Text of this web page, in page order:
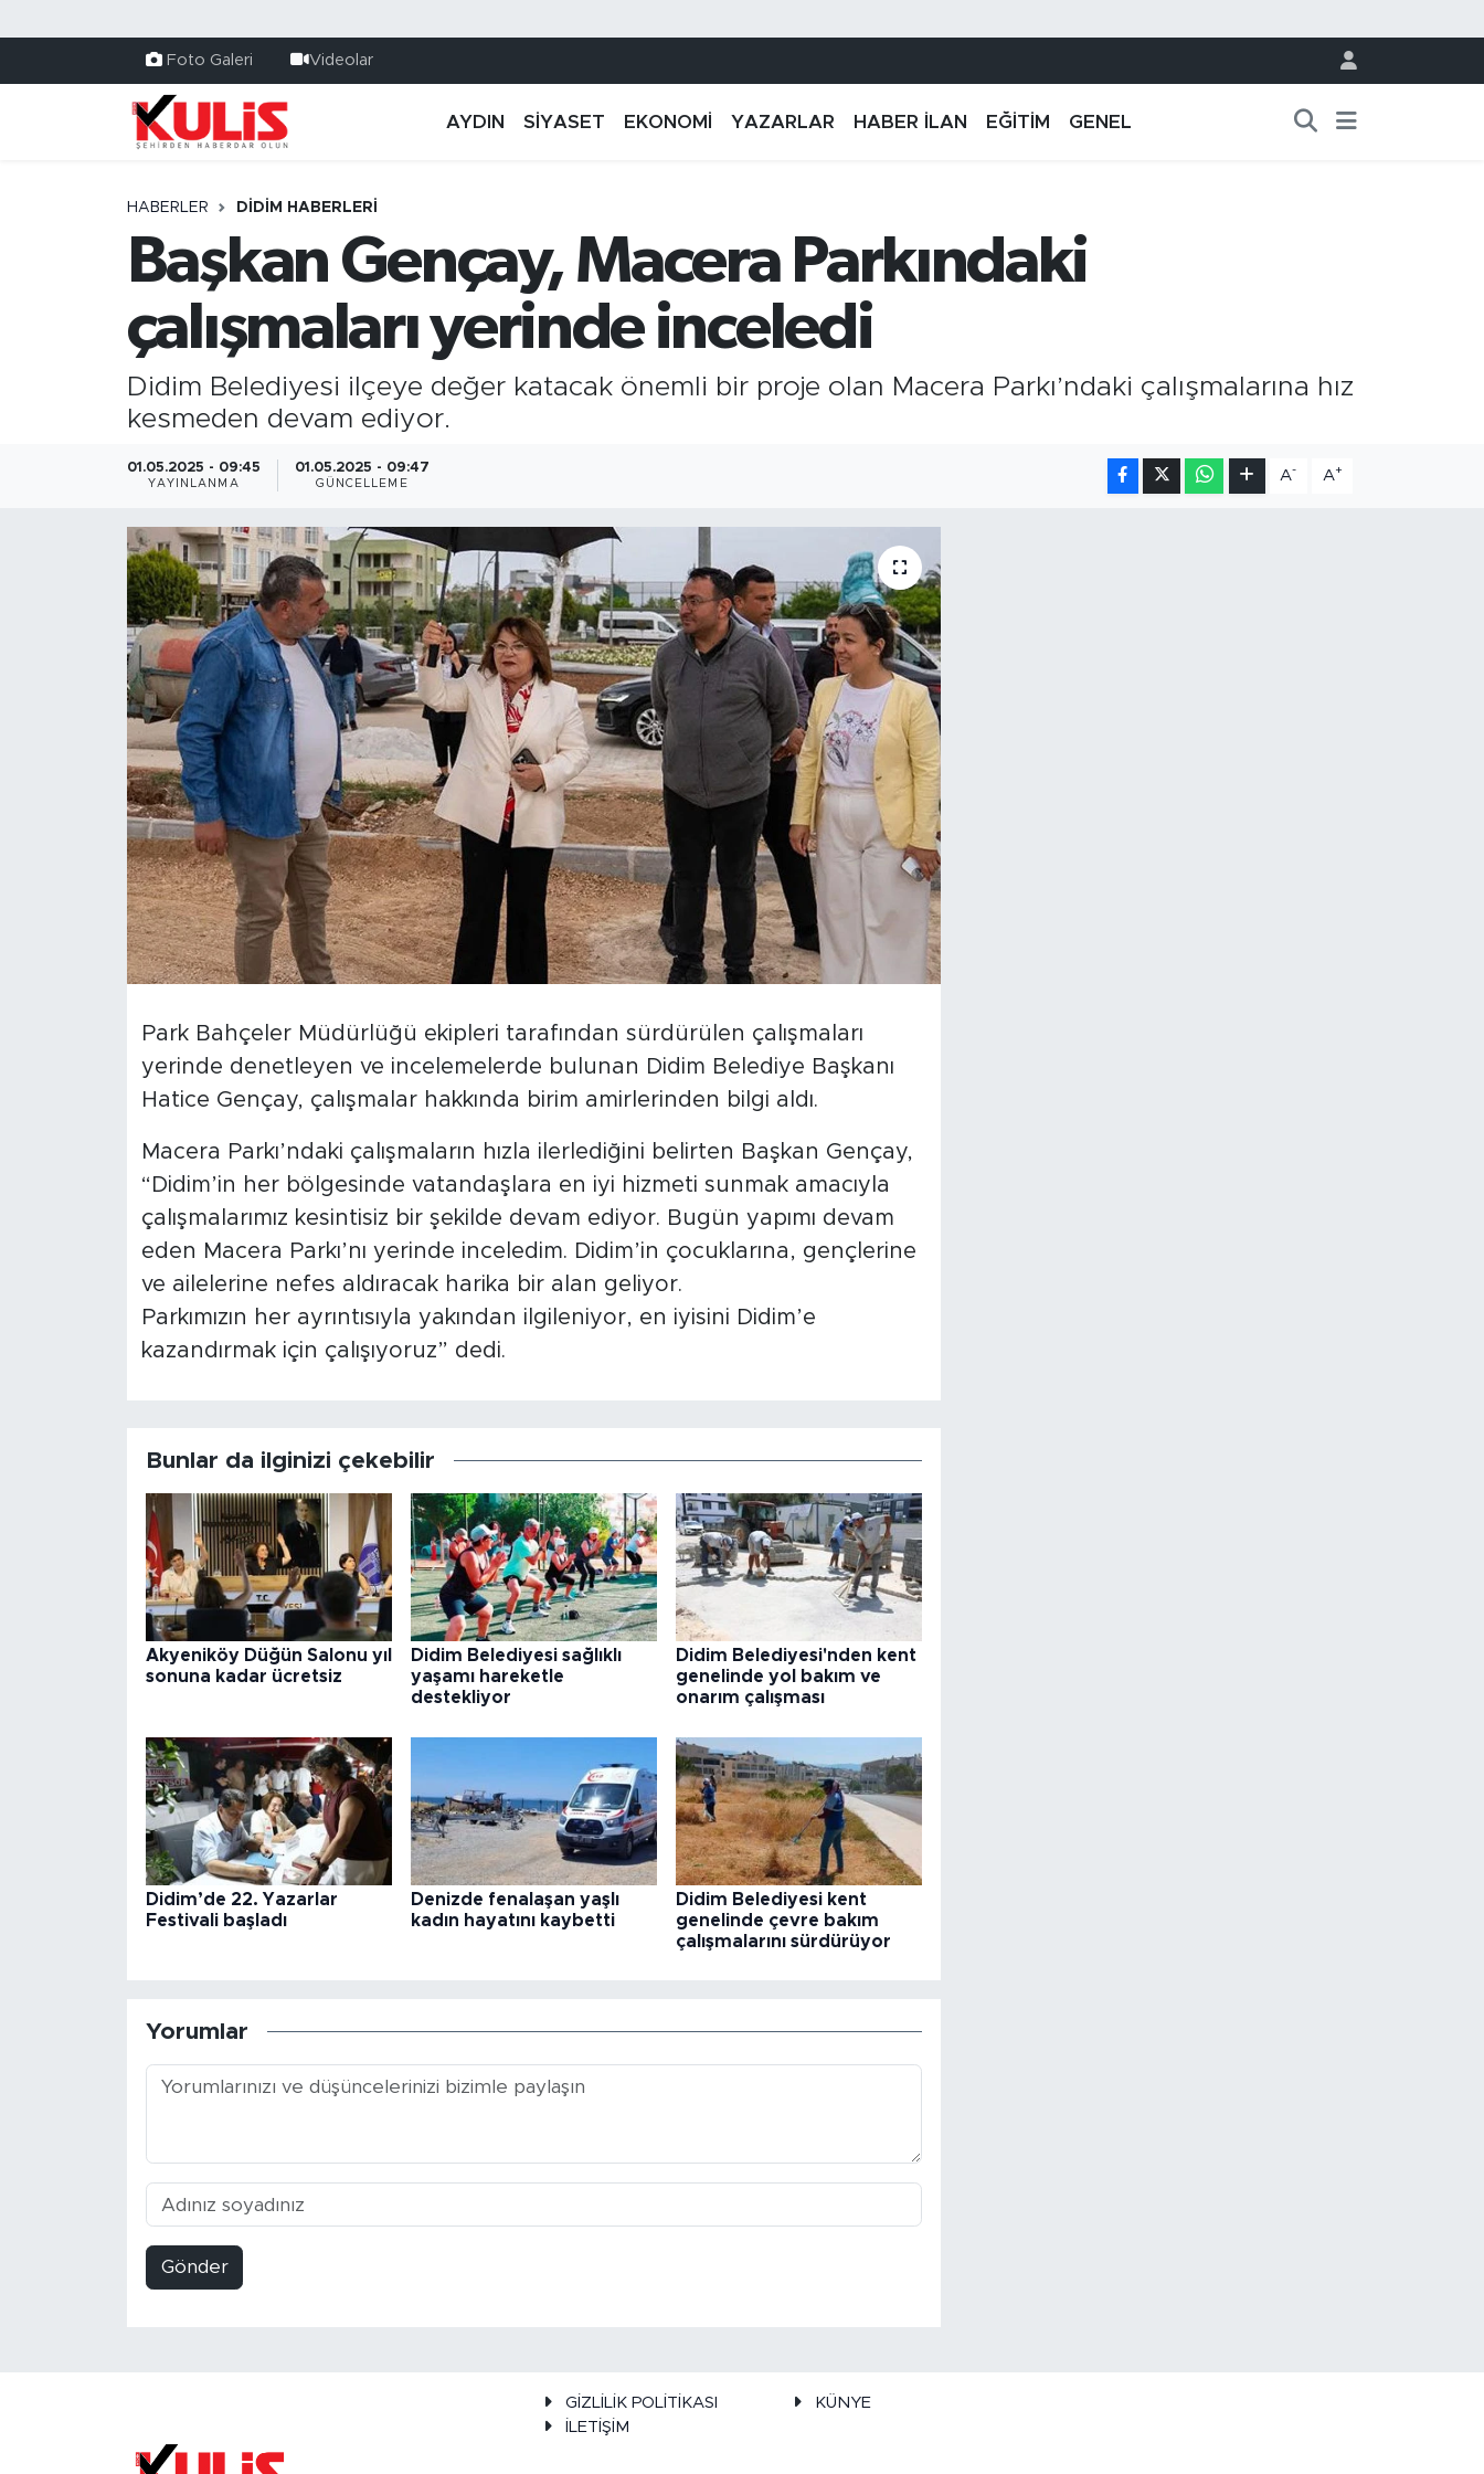
Foto Galeri Videolar
AYDIN SİYASET EKONOMİ YAZARLAR HABER İLAN EĞİTİM GENEL
HABERLER DIDIM HABERLERI
Başkan Gençay, Macera Parkındaki
çalışmaları yerinde inceledi
Didim Belediyesi ilçeye değer katacak önemli bir proje olan Macera Parkı’ndaki çalışmalarına hız
kesmeden devam ediyor.
01.05.2025 - 09:45
YAYINLANMA
01.05.2025 - 09:47
GÜNCELLEME
A- A+
Park Bahçeler Müdürlüğü ekipleri tarafından sürdürülen çalışmaları
yerinde denetleyen ve incelemelerde bulunan Didim Belediye Başkanı
Hatice Gençay, çalışmalar hakkında birim amirlerinden bilgi aldı.
Macera Parkı’ndaki çalışmaların hızla ilerlediğini belirten Başkan Gençay,
“Didim’in her bölgesinde vatandaşlara en iyi hizmeti sunmak amacıyla
çalışmalarımız kesintisiz bir şekilde devam ediyor. Bugün yapımı devam
eden Macera Parkı’nı yerinde inceledim. Didim’in çocuklarına, gençlerine
ve ailelerine nefes aldıracak harika bir alan geliyor.
Parkımızın her ayrıntısıyla yakından ilgileniyor, en iyisini Didim’e
kazandırmak için çalışıyoruz” dedi.
Bunlar da ilginizi çekebilir
Akyeniköy Düğün Salonu yıl
sonuna kadar ücretsiz
Didim Belediyesi sağlıklı
yaşamı hareketle
destekliyor
Didim Belediyesi'nden kent
genelinde yol bakım ve
onarım çalışması
Didim’de 22. Yazarlar
Festivali başladı
Denizde fenalaşan yaşlı
kadın hayatını kaybetti
Didim Belediyesi kent
genelinde çevre bakım
çalışmalarını sürdürüyor
Yorumlar
Gönder
GİZLİLİK POLİTİKASI
KÜNYE
İLETİŞİM